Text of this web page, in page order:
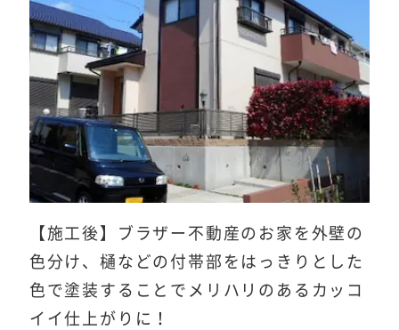
【施工後】ブラザー不動産のお家を外壁の
色分け、樋などの付帯部をはっきりとした
色で塗装することでメリハリのあるカッコ
イイ仕上がりに！